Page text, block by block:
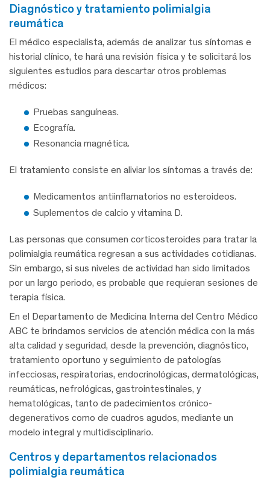
diagnóstico y tratamiento polimialgia
reumática
El médico especialista, además de analizar tus síntomas e
historial clínico, te hará una revisión física y te solicitará los
siguientes estudios para descartar otros problemas
médicos:
Pruebas sanguíneas.
Ecografía.
Resonancia magnética.
El tratamiento consiste en aliviar los síntomas a través de:
Medicamentos antiinflamatorios no esteroideos.
Suplementos de calcio y vitamina D.
Las personas que consumen corticosteroides para tratar la
polimialgia reumática regresan a sus actividades cotidianas.
Sin embargo, si sus niveles de actividad han sido limitados
por un largo periodo, es probable que requieran sesiones de
terapia física.
En el Departamento de Medicina Interna del Centro Médico
ABC te brindamos servicios de atención médica con la más
alta calidad y seguridad, desde la prevención, diagnóstico,
tratamiento oportuno y seguimiento de patologías
infecciosas, respiratorias, endocrinológicas, dermatológicas,
reumáticas, nefrológicas, gastrointestinales, y
hematológicas, tanto de padecimientos crónico-
degenerativos como de cuadros agudos, mediante un
modelo integral y multidisciplinario.
centros y departamentos relacionados
polimialgia reumática